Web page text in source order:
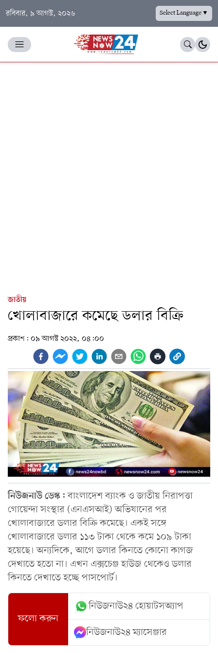
রবিবার, ৯ আগস্ট, ২০২৬ Select Language▼
জাতীয়
খোলাবাজারে কমেছে ডলার বিক্রি
প্রকাশ: ০৯ আগস্ট ২০২২, ০৪:০০
নিউজনাউ ডেস্ক:বাংলাদেশ ব্যাংক ও জাতীয় নিরাপত্তা
গোয়েন্দা সংস্থার (এনএসআই) অভিযানের পর
খোলাবাজারে ডলার বিক্রি কমেছে। একই সঙ্গে
খোলাবাজারে ডলার ১১৩ টাকা থেকে কমে ১০৯ টাকা
হয়েছে। অন্যদিকে, আগে ডলার কিনতে কোনো কাগজ
দেখাতে হতো না। এখন এক্সচেঞ্জ হাউজ থেকেও ডলার
কিনতে দেখাতে হচ্ছে পাসপোর্ট।
ফলো করুন
নিউজনাউ২৪ হোয়াটসঅ্যাপ
নিউজনাউ২৪ ম্যাসেঞ্জার